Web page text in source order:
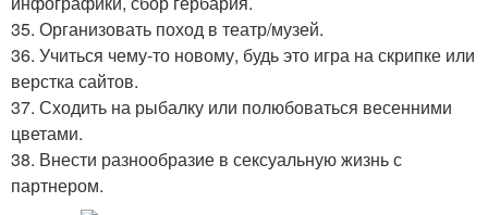
35. Организовать поход в театр/музей.
36. Учиться чему-то новому, будь это игра на скрипке или
верстка сайтов.
37. Сходить на рыбалку или полюбоваться весенними
цветами.
38. Внести разнообразие в сексуальную жизнь с
партнером.